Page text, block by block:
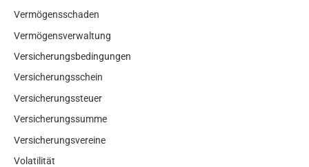
Vermögensschaden
Vermögensverwaltung
Versicherungsbedingungen
Versicherungsschein
Versicherungssteuer
Versicherungssumme
Versicherungsvereine
Volatilität